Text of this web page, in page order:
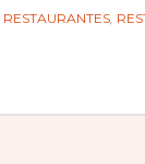
RESTAURANTES,